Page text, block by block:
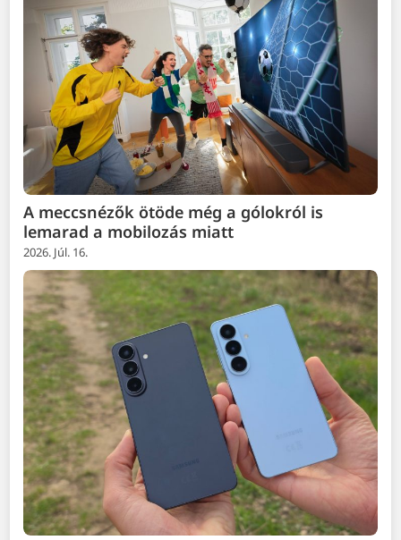
A meccsnézők ötöde még a gólokról is
lemarad a mobilozás miatt
2026. Júl. 16.